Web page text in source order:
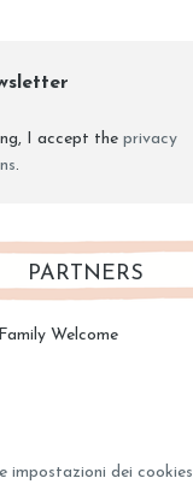
I accept the privacy
.
PARTNERS
Welcome
impostazioni dei cookies